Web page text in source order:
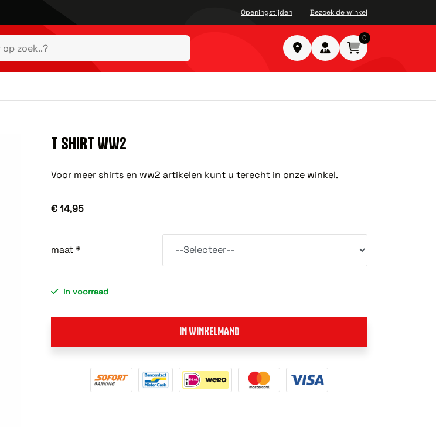
Openingstijden Bezoek de winkel
0
T SHIRT WW2
Voor meer shirts en ww2 artikelen kunt u terecht in onze winkel.
€ 14,95
maat *
in voorraad
IN WINKELMAND